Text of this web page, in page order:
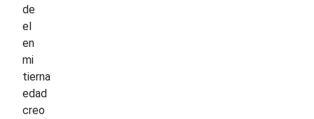
de
el
en
mi
tierna
edad
creo